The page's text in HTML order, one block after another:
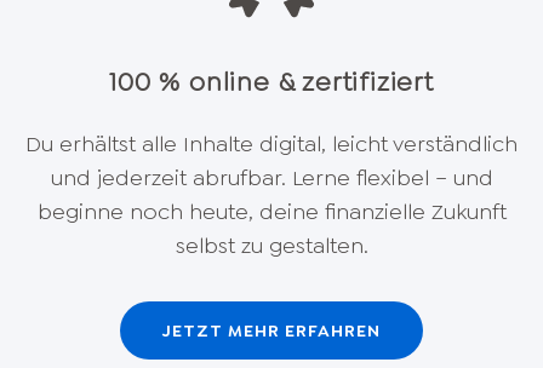
100 % online & zertifiziert
Du erhältst alle Inhalte digital, leicht verständlich
und jederzeit abrufbar. Lerne flexibel – und
beginne noch heute, deine finanzielle Zukunft
selbst zu gestalten.
JETZT MEHR ERFAHREN